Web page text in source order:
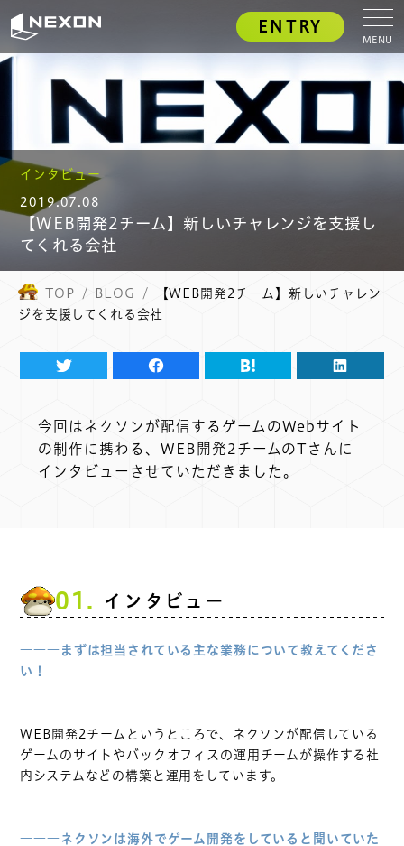
ENTRY
MENU
インタビュー
2019.07.08
【WEB開発2チーム】新しいチャレンジを支援し
てくれる会社
TOP BLOG
【WEB開発2チーム】新しいチャレン
ジを支援してくれる会社
今回はネクソンが配信するゲームのWebサイト
の制作に携わる、WEB開発2チームのTさんに
インタビューさせていただきました。
01. インタビュー
―――まずは担当されている主な業務について教えてくださ
い！
WEB開発2チームというところで、ネクソンが配信している
ゲームのサイトやバックオフィスの運用チームが操作する社
内システムなどの構築と運用をしています。
―――ネクソンは海外でゲーム開発をしていると聞いていた